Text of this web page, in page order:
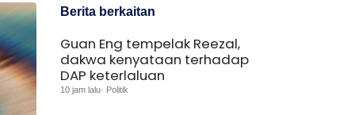
Berita berkaitan
Guan Eng tempelak Reezal,
dakwa kenyataan terhadap
DAP keterlaluan
10 jam lalu· Politik